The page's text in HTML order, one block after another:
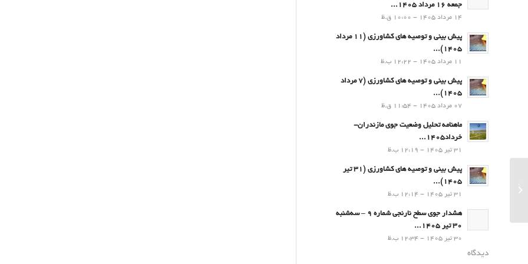
جمعه 16 مرداد 1405...
14 مرداد 1405 - 10:00 ق.ظ
پیش بینی و توصیه های کشاورزی (11 مرداد
۱۴۰۵)...
11 مرداد 1405 - 12:22 ب.ظ
پیش بینی و توصیه های کشاورزی (7 مرداد
۱۴۰۵)...
07 مرداد 1405 - 11:54 ق.ظ
ماهنامه تحلیل وضعیت جوی مازندران-
خرداد1405...
31 تیر 1405 - 12:19 ب.ظ
پیش بینی و توصیه های کشاورزی (31 تیر
۱۴۰۵)...
31 تیر 1405 - 12:14 ب.ظ
هشدار جوی سطح نارنجی شماره 9 – سه‌شنبه
30 تیر 1405...
30 تیر 1405 - 12:34 ب.ظ
دیدگاه
پیش بینی و توصیه های کشاورزی